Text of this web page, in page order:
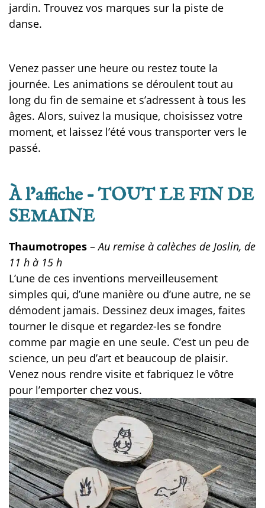
jardin. Trouvez vos marques sur la piste de
danse.
Venez passer une heure ou restez toute la
journée. Les animations se déroulent tout au
long du fin de semaine et s’adressent à tous les
âges. Alors, suivez la musique, choisissez votre
moment, et laissez l’été vous transporter vers le
passé.
À l’affiche – TOUT LE FIN DE
SEMAINE
Thaumotropes –Au remise à calèches de Joslin, de
11 h à 15 h
L’une de ces inventions merveilleusement
simples qui, d’une manière ou d’une autre, ne se
démodent jamais. Dessinez deux images, faites
tourner le disque et regardez-les se fondre
comme par magie en une seule. C’est un peu de
science, un peu d’art et beaucoup de plaisir.
Venez nous rendre visite et fabriquez le vôtre
pour l’emporter chez vous.